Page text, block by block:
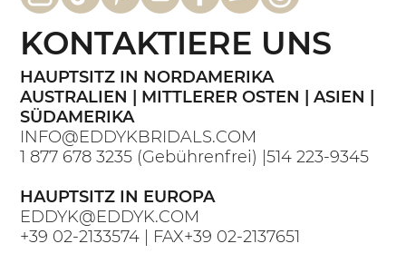
HAUPTSITZ IN NORDAMERIKA
AUSTRALIEN | MITTLERER OSTEN | ASIEN |
SÜDAMERIKA
INFO@EDDYKBRIDALS.COM
1 877 678 3235 (Gebührenfrei) |514 223-9345
HAUPTSITZ IN EUROPA
EDDYK@EDDYK.COM
+39 02-2133574 | FAX+39 02-2137651
KONTAKTIERE UNS